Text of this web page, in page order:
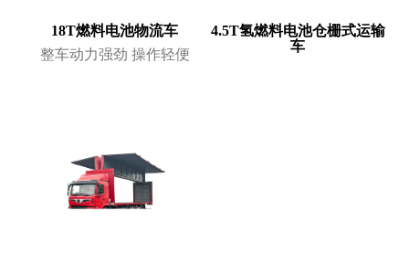
18T燃料电池物流车
整车动力强劲 操作轻便
4.5T氢燃料电池仓栅式运输
车